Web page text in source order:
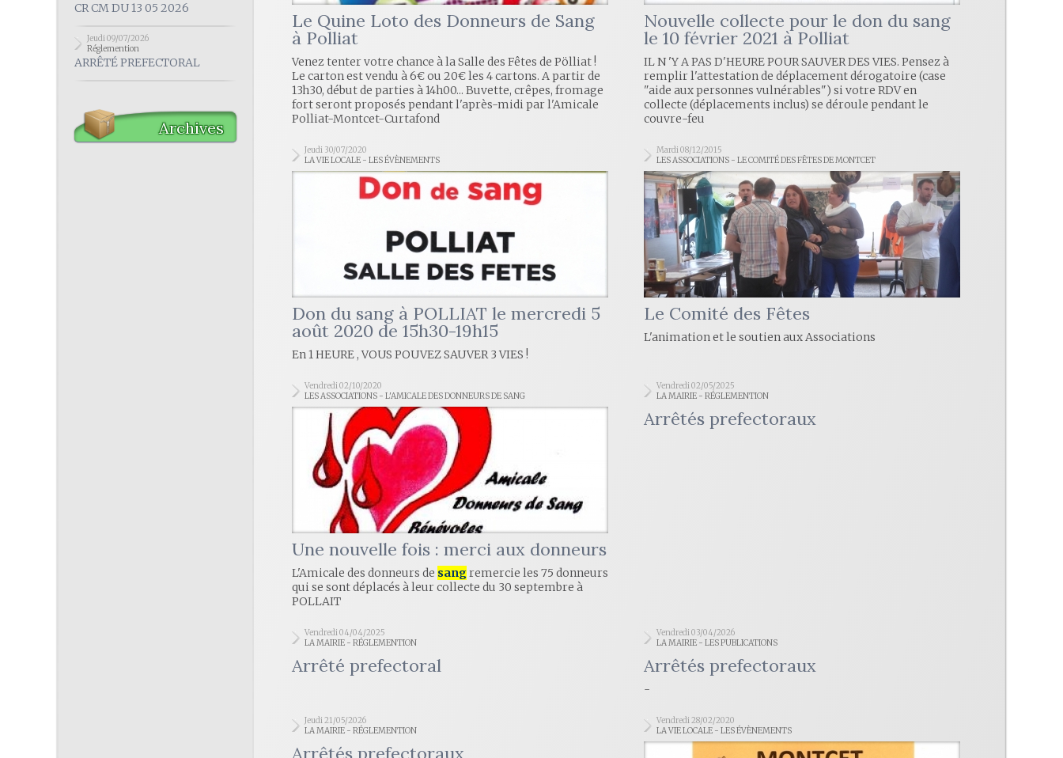
CR CM DU 13 05 2026
Jeudi 09/07/2026
Réglemention
ARRÊTÉ PREFECTORAL
Archives
Le Quine Loto des Donneurs de Sang
à Polliat
Venez tenter votre chance à la Salle des Fêtes de Pölliat !
Le carton est vendu à 6€ ou 20€ les 4 cartons. A partir de
13h30, début de parties à 14h00... Buvette, crêpes, fromage
fort seront proposés pendant l'après-midi par l'Amicale
Polliat-Montcet-Curtafond
Nouvelle collecte pour le don du sang
le 10 février 2021 à Polliat
IL N 'Y A PAS D'HEURE POUR SAUVER DES VIES. Pensez à
remplir l'attestation de déplacement dérogatoire (case
"aide aux personnes vulnérables") si votre RDV en
collecte (déplacements inclus) se déroule pendant le
couvre-feu
Jeudi 30/07/2020
LA VIE LOCALE - LES ÉVÈNEMENTS
Don du sang à POLLIAT le mercredi 5
août 2020 de 15h30-19h15
En 1 HEURE , VOUS POUVEZ SAUVER 3 VIES !
Mardi 08/12/2015
LES ASSOCIATIONS - LE COMITÉ DES FÊTES DE MONTCET
Le Comité des Fêtes
L'animation et le soutien aux Associations
Vendredi 02/10/2020
LES ASSOCIATIONS - L'AMICALE DES DONNEURS DE SANG
Une nouvelle fois : merci aux donneurs
L'Amicale des donneurs de sangremercie les 75 donneurs
qui se sont déplacés à leur collecte du 30 septembre à
POLLAIT
Vendredi 02/05/2025
LA MAIRIE - RÉGLEMENTION
Arrêtés prefectoraux
Vendredi 04/04/2025
LA MAIRIE - RÉGLEMENTION
Arrêté prefectoral
Vendredi 03/04/2026
LA MAIRIE - LES PUBLICATIONS
Arrêtés prefectoraux
-
Jeudi 21/05/2026
LA MAIRIE - RÉGLEMENTION
Arrêtés prefectoraux
Vendredi 28/02/2020
LA VIE LOCALE - LES ÉVÈNEMENTS